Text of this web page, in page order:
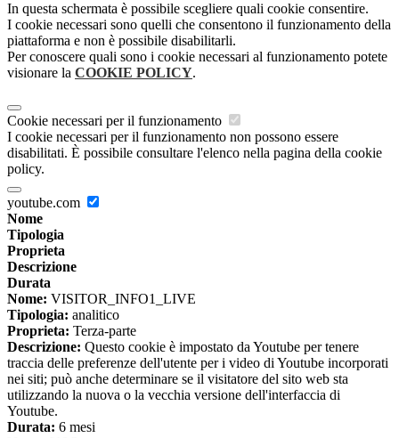
In questa schermata è possibile scegliere quali cookie consentire.
I cookie necessari sono quelli che consentono il funzionamento della
piattaforma e non è possibile disabilitarli.
Per conoscere quali sono i cookie necessari al funzionamento potete
visionare la COOKIE POLICY.
Cookie necessari per il funzionamento
I cookie necessari per il funzionamento non possono essere
disabilitati. È possibile consultare l'elenco nella pagina della cookie
policy.
youtube.com
Nome
Tipologia
Proprieta
Descrizione
Durata
Nome: VISITOR_INFO1_LIVE
Tipologia: analitico
Proprieta: Terza-parte
Descrizione: Questo cookie è impostato da Youtube per tenere
traccia delle preferenze dell'utente per i video di Youtube incorporati
nei siti; può anche determinare se il visitatore del sito web sta
utilizzando la nuova o la vecchia versione dell'interfaccia di
Youtube.
Durata: 6 mesi